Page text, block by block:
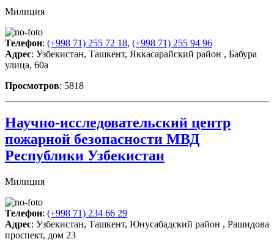
Милиция
Телефон: (+998 71) 255 72 18, (+998 71) 255 94 96
Адрес: Узбекистан, Ташкент, Яккасарайский район , Бабура
улица, 60а
Просмотров: 5818
Научно-исследовательский центр
пожарной безопасности МВД
Республики Узбекистан
Милиция
Телефон: (+998 71) 234 66 29
Адрес: Узбекистан, Ташкент, Юнусабадский район , Рашидова
проспект, дом 23